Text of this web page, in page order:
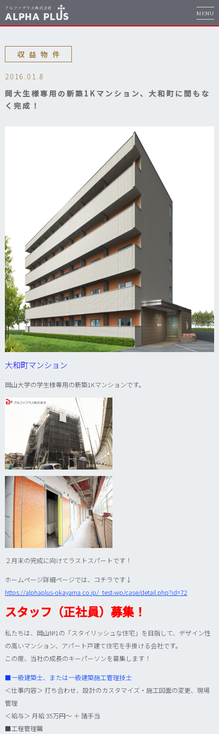
MENU
収益物件
2016.01.8
岡大生様専用の新築1Kマンション、大和町に間もな
く完成！
大和町マンション
岡山大学の学生様専用の新築1Kマンションです。
２月末の完成に向けてラストスパートです！
ホームページ詳細ページでは、コチラです↓
https://alphaplus-okayama.co.jp/_test-wp/case/detail.php?id=72
スタッフ（正社員）募集！
私たちは、岡山№1の「スタイリッシュな住宅」を目指して、デザイン性
の高いマンション、アパート戸建て住宅を手掛ける会社です。
この度、当社の成長のキーパーソンを募集します！
■一級建築士、または一級建築施工管理技士
＜仕事内容＞ 打ち合わせ、設計のカスタマイズ・施工図面の変更、現場
管理
＜給与＞ 月給 35万円～ ＋ 諸手当
■工程管理職